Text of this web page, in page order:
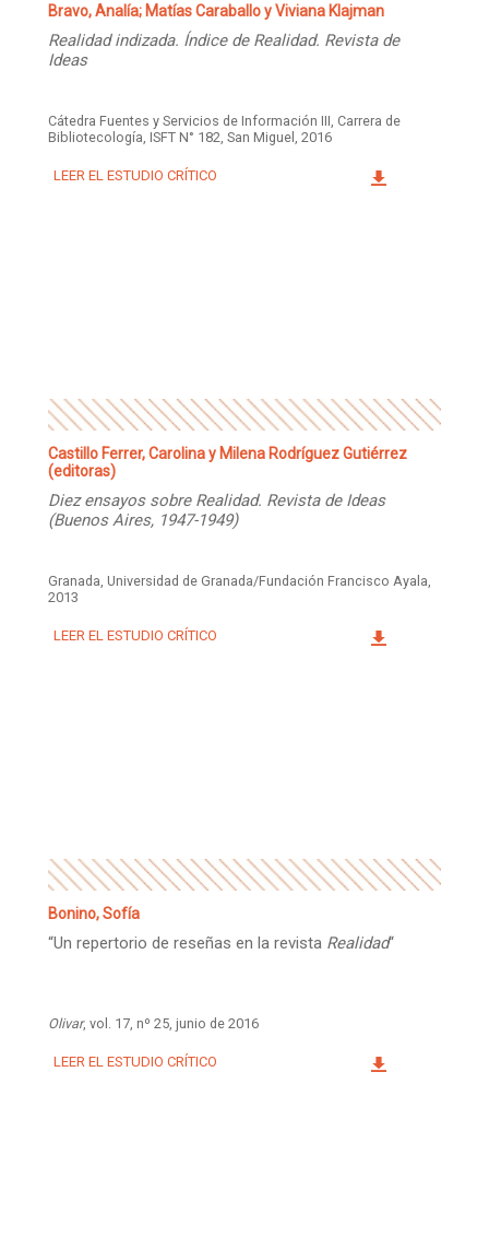
Bravo, Analía; Matías Caraballo y Viviana Klajman
Realidad indizada. Índice de Realidad. Revista de
Ideas
Cátedra Fuentes y Servicios de Información III, Carrera de
Bibliotecología, ISFT N° 182, San Miguel, 2016
LEER EL ESTUDIO CRÍTICO
Castillo Ferrer, Carolina y Milena Rodríguez Gutiérrez
(editoras)
Diez ensayos sobre Realidad. Revista de Ideas
(Buenos Aires, 1947-1949)
Granada, Universidad de Granada/Fundación Francisco Ayala,
2013
LEER EL ESTUDIO CRÍTICO
Bonino, Sofía
“Un repertorio de reseñas en la revista Realidad“
Olivar, vol. 17, nº 25, junio de 2016
LEER EL ESTUDIO CRÍTICO